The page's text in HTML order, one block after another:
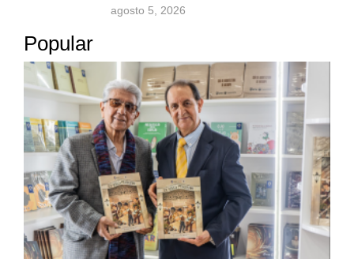
agosto 5, 2026
Popular